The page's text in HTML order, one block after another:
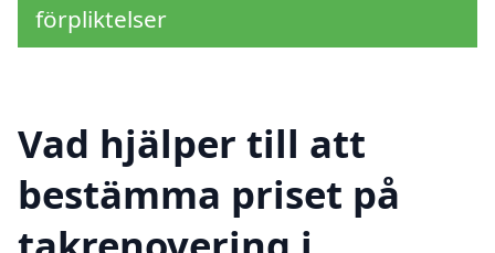
förpliktelser
Vad hjälper till att
bestämma priset på